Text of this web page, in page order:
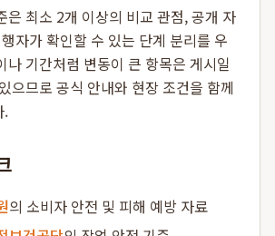
은 최소 2개 이상의 비교 관점, 공개 자
자가 확인할 수 있는 단계 분리를 우
나 기간처럼 변동이 큰 항목은 게시일
으므로 공식 안내와 현장 조건을 함께
.
의 소비자 안전 및 피해 예방 자료